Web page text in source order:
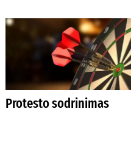
Protesto sodrinimas